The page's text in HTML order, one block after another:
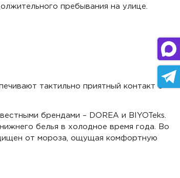
пребывания на улице.
тактильно приятный контакт с
брендами – DOREA и BIYOTeks.
белья в холодное время года. Во
от мороза, ощущая комфортную